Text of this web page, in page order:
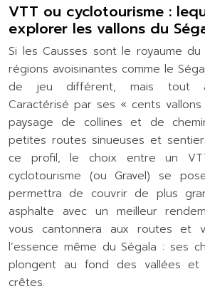
VTT ou cyclotourisme :
explorer les vallons du
Si les Causses sont le royaume
régions avoisinantes comme le
de jeu différent, mais tout
Caractérisé par ses « cents
paysage de collines et de
petites routes sinueuses et
ce profil, le choix entre un
cyclotourisme (ou Gravel) se
permettra de couvrir de plus
asphalte avec un meilleur
vous cantonnera aux routes et
l’essence même du Ségala : ses
plongent au fond des vallées et
crêtes.